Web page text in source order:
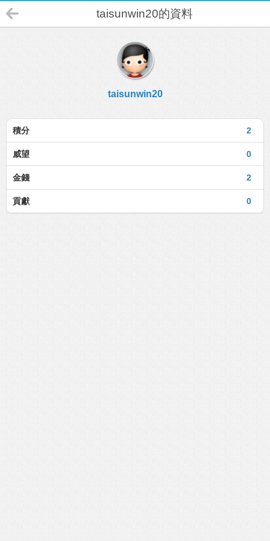
taisunwin20的資料
taisunwin20
2
積分
0
威望
2
金錢
0
貢獻